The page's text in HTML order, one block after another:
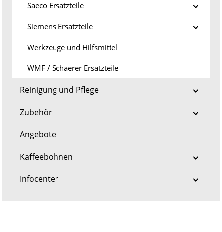
Saeco Ersatzteile
Siemens Ersatzteile
Werkzeuge und Hilfsmittel
WMF / Schaerer Ersatzteile
Reinigung und Pflege
Zubehör
Angebote
Kaffeebohnen
Infocenter